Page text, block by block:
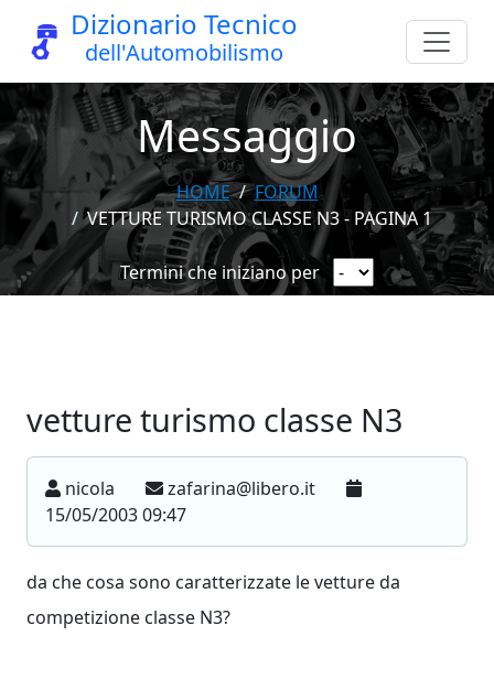
Dizionario Tecnico
dell'Automobilismo
Messaggio
HOME
FORUM
VETTURE TURISMO CLASSE N3 - PAGINA 1
Termini che iniziano per
vetture turismo classe N3
nicola
zafarina@libero.it
15/05/2003 09:47
da che cosa sono caratterizzate le vetture da
competizione classe N3?